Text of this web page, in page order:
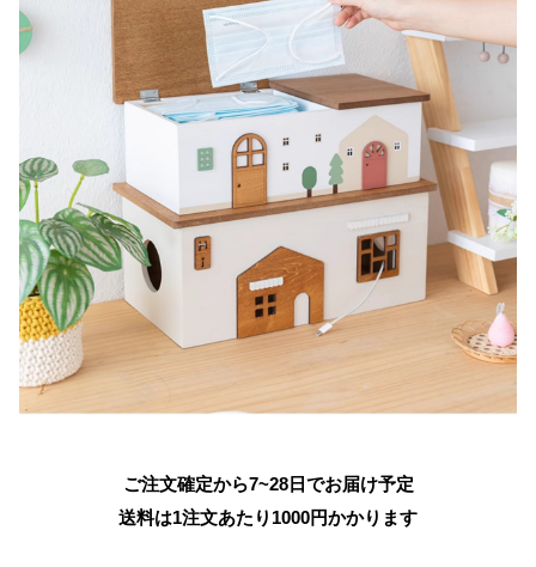
ご注文確定から7~28日でお届け予定
送料は1注文あたり 1000円かかります